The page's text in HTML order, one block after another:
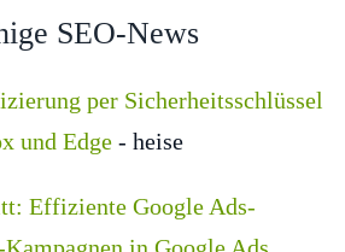
SEO-News
per Sicherheitsschlüssel
und Edge - heise
Effiziente Google Ads-